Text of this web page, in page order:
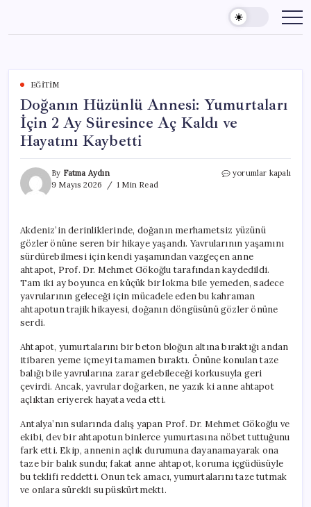
content
EĞITIM
Doğanın Hüzünlü Annesi: Yumurtaları
İçin 2 Ay Süresince Aç Kaldı ve
Hayatını Kaybetti
By Fatma Aydın
9 Mayıs 2026
1 Min Read
Doğanın
2
Ay
Süresince
Aç
Kaldı
Hayatını
Kaybetti
yorumlar kapalı
Akdeniz’in derinliklerinde, doğanın merhametsiz yüzünü
gözler önüne seren bir hikaye yaşandı. Yavrularının yaşamını
sürdürebilmesi için kendi yaşamından vazgeçen anne
ahtapot, Prof. Dr. Mehmet Gökoğlu tarafından kaydedildi.
Tam iki ay boyunca en küçük bir lokma bile yemeden, sadece
yavrularının geleceği için mücadele eden bu kahraman
ahtapotun trajik hikayesi, doğanın döngüsünü gözler önüne
serdi.
Ahtapot, yumurtalarını bir beton bloğun altına bıraktığı andan
itibaren yeme içmeyi tamamen bıraktı. Önüne konulan taze
balığı bile yavrularına zarar gelebileceği korkusuyla geri
çevirdi. Ancak, yavrular doğarken, ne yazık ki anne ahtapot
açlıktan eriyerek hayata veda etti.
Antalya’nın sularında dalış yapan Prof. Dr. Mehmet Gökoğlu ve
ekibi, dev bir ahtapotun binlerce yumurtasına nöbet tuttuğunu
fark etti. Ekip, annenin açlık durumuna dayanamayarak ona
taze bir balık sundu; fakat anne ahtapot, koruma içgüdüsüyle
bu teklifi reddetti. Onun tek amacı, yumurtalarını taze tutmak
ve onlara sürekli su püskürtmekti.